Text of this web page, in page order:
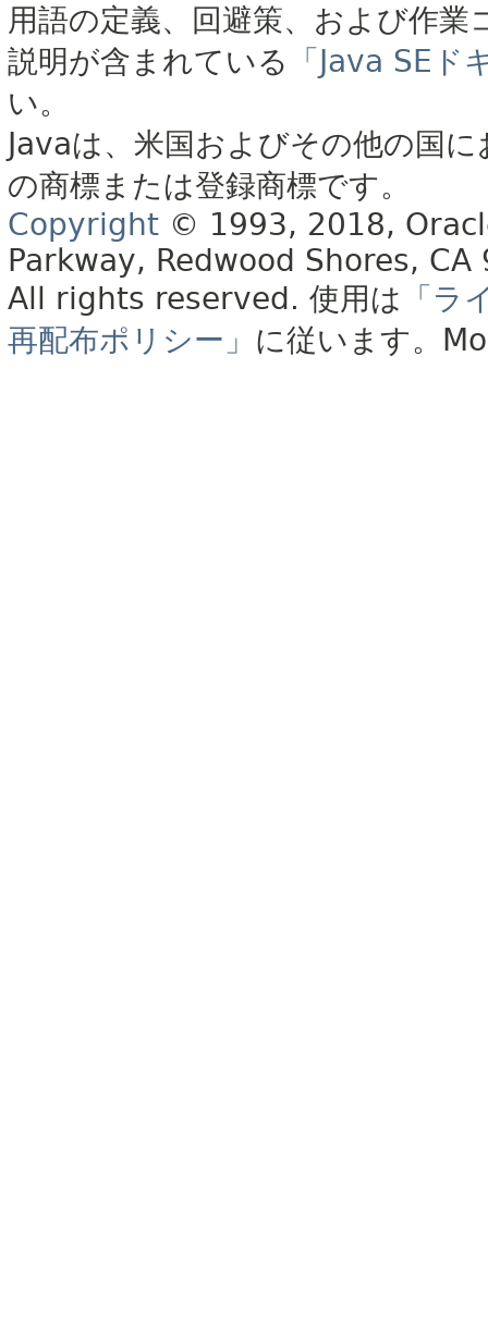
用語の定義、回避策、および作
説明が含まれている
「Java SE
い。
Javaは、米国およびその他の国
の商標または登録商標です。
Copyright © 1993, 2018,
Parkway, Redwood Shores, CA
All rights reserved. 使用は 「ラ
再配布ポリシー」 に従います。